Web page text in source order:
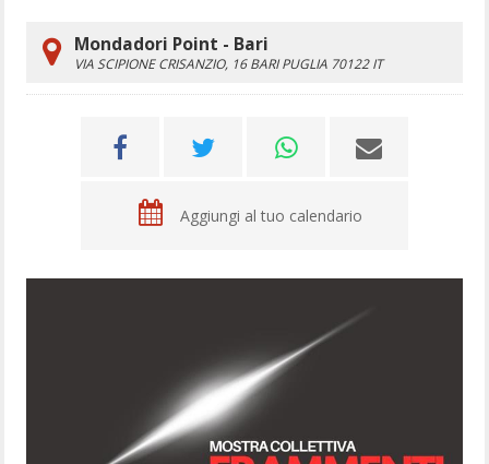
Mondadori Point - Bari
VIA SCIPIONE CRISANZIO, 16BARI PUGLIA 70122 IT
Aggiungi al tuo calendario